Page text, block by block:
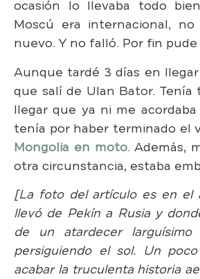
ocasión lo llevaba todo
Moscú era internacional,
nuevo. Y no falló. Por fin pude
Aunque tardé 3 días en
que salí de Ulan Bator. Tenía
llegar que ya ni me
tenía por haber terminado el
Mongolia en moto. Además,
otra circunstancia, estaba
[La foto del artículo es en el
llevó de Pekín a Rusia y
de un atardecer larguísimo
persiguiendo el sol. Un
acabar la truculenta historia